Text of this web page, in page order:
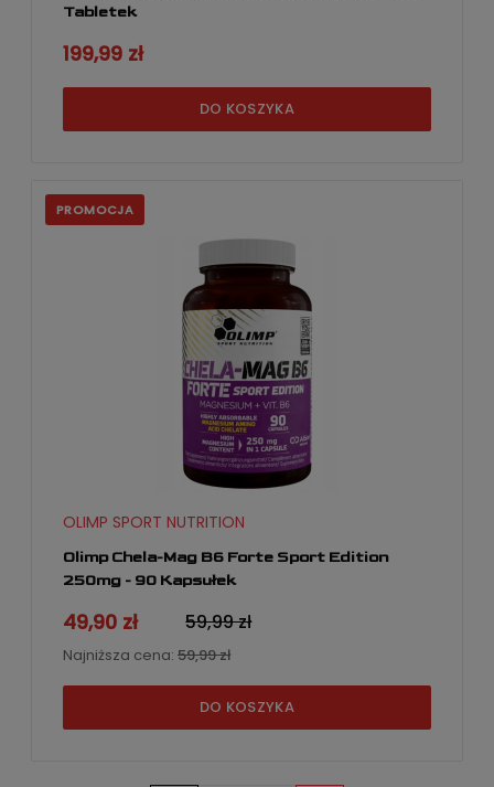
Tabletek
199,99 zł
DO KOSZYKA
Olimp Chela-Mag B6 Forte Sport Edition
250mg - 90 Kapsułek
OLIMP SPORT NUTRITION
49,90 zł 59,99 zł
Najniższa cena: 59,99 zł
DO KOSZYKA
PROMOCJA